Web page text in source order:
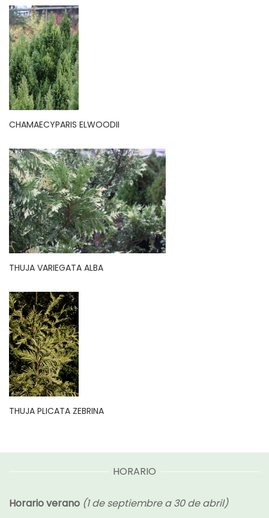
CHAMAECYPARIS ELWOODII
THUJA VARIEGATA ALBA
THUJA PLICATA ZEBRINA
HORARIO
Horario verano (1 de septiembre a 30 de abril)